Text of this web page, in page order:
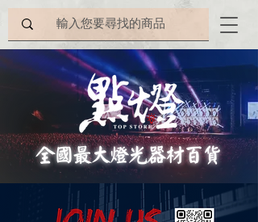
全國最大燈光器材百貨